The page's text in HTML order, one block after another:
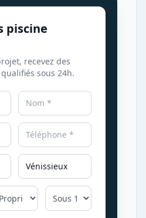
piscine
recevez des
sous 24h.